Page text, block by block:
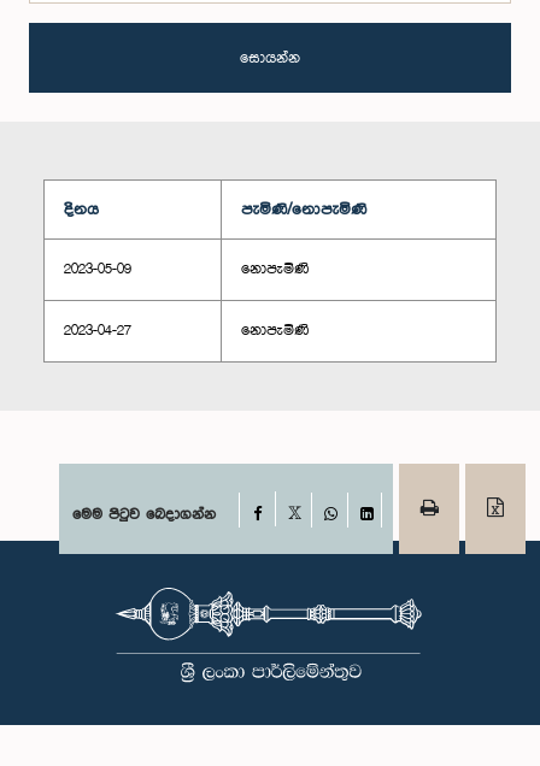
සොයන්න
දිනය පැමිණි/නොපැමිණි
2023-05-09 නොපැමිණි
2023-04-27 නොපැමිණි
මෙම පිටුව බෙදාගන්න Facebook
WhatsAppLinkedIn